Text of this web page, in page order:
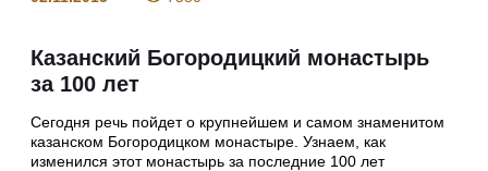
Казанский Богородицкий монастырь
за 100 лет
Сегодня речь пойдет о крупнейшем и самом знаменитом
казанском Богородицком монастыре. Узнаем, как
изменился этот монастырь за последние 100 лет